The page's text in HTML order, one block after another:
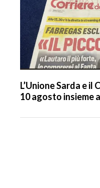
L’Unione Sarda e
10 agosto insieme